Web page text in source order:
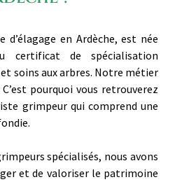
en Ardèche, est née
certificat de spécialisation
soins aux arbres. Notre métier
pourquoi vous retrouverez
grimpeur qui comprend une
spécialisés, nous avons
et de valoriser le patrimoine